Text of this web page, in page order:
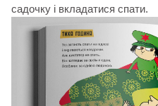
садочку і вкладатися спати.